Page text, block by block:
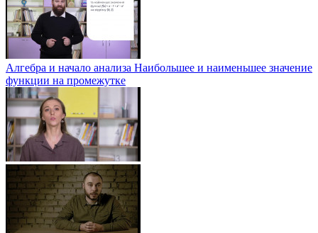
Алгебра и начало анализа Наибольшее и наименьшее значение
функции на промежутке